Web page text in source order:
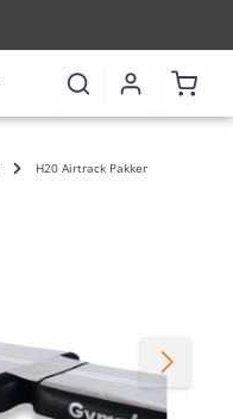
H20 Airtrack Pakker